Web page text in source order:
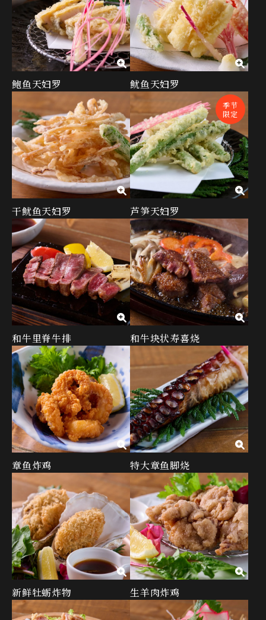
鲍鱼天妇罗 鱿鱼天妇罗
干鱿鱼天妇罗
季节
限定
芦笋天妇罗
和牛里脊牛排 和牛块状寿喜烧
章鱼炸鸡 特大章鱼脚烧
新鲜牡蛎炸物 生羊肉炸鸡